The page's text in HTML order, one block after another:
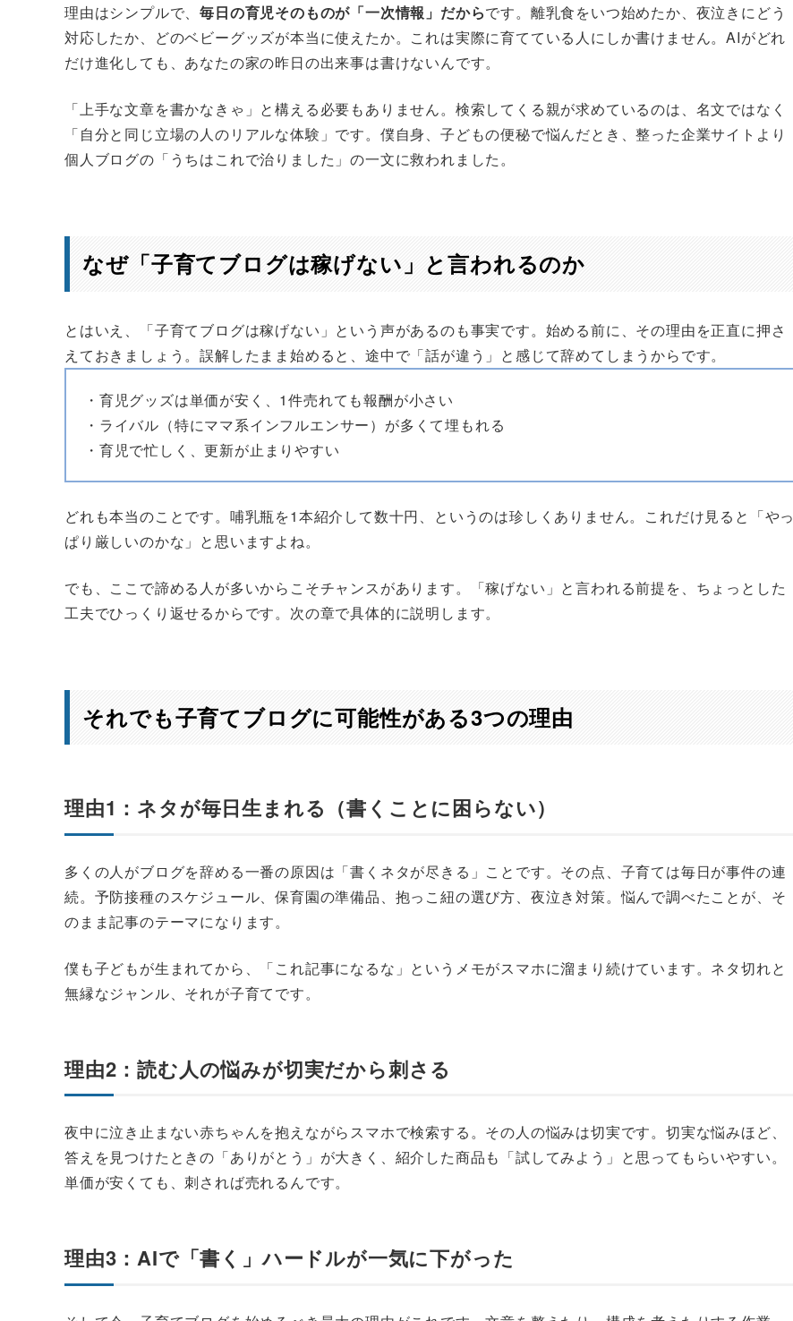
理由はシンプルで、毎日の育児そのものが「一次情報」だからです。離乳食をいつ始めたか、夜泣きにどう
対応したか、どのベビーグッズが本当に使えたか。これは実際に育てている人にしか書けません。AIがどれ
だけ進化しても、あなたの家の昨日の出来事は書けないんです。
「上手な文章を書かなきゃ」と構える必要もありません。検索してくる親が求めているのは、名文ではなく
「自分と同じ立場の人のリアルな体験」です。僕自身、子どもの便秘で悩んだとき、整った企業サイトより
個人ブログの「うちはこれで治りました」の一文に救われました。
なぜ「子育てブログは稼げない」と言われるのか
とはいえ、「子育てブログは稼げない」という声があるのも事実です。始める前に、その理由を正直に押さ
えておきましょう。誤解したまま始めると、途中で「話が違う」と感じて辞めてしまうからです。
・育児グッズは単価が安く、1件売れても報酬が小さい
・ライバル（特にママ系インフルエンサー）が多くて埋もれる
・育児で忙しく、更新が止まりやすい
どれも本当のことです。哺乳瓶を1本紹介して数十円、というのは珍しくありません。これだけ見ると「やっ
ぱり厳しいのかな」と思いますよね。
でも、ここで諦める人が多いからこそチャンスがあります。「稼げない」と言われる前提を、ちょっとした
工夫でひっくり返せるからです。次の章で具体的に説明します。
それでも子育てブログに可能性がある3つの理由
理由1：ネタが毎日生まれる（書くことに困らない）
多くの人がブログを辞める一番の原因は「書くネタが尽きる」ことです。その点、子育ては毎日が事件の連
続。予防接種のスケジュール、保育園の準備品、抱っこ紐の選び方、夜泣き対策。悩んで調べたことが、そ
のまま記事のテーマになります。
僕も子どもが生まれてから、「これ記事になるな」というメモがスマホに溜まり続けています。ネタ切れと
無縁なジャンル、それが子育てです。
理由2：読む人の悩みが切実だから刺さる
夜中に泣き止まない赤ちゃんを抱えながらスマホで検索する。その人の悩みは切実です。切実な悩みほど、
答えを見つけたときの「ありがとう」が大きく、紹介した商品も「試してみよう」と思ってもらいやすい。
単価が安くても、刺されば売れるんです。
理由3：AIで「書く」ハードルが一気に下がった